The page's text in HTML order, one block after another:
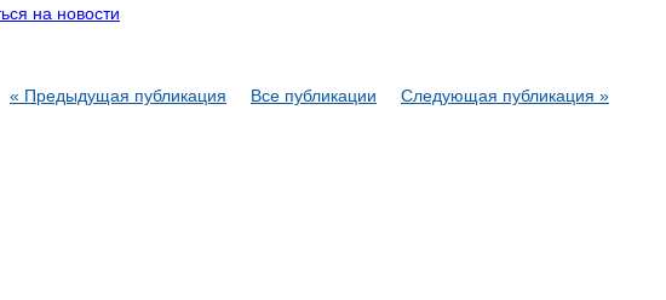
на новости
« Предыдущая публикация Все публикации Следующая публикация »